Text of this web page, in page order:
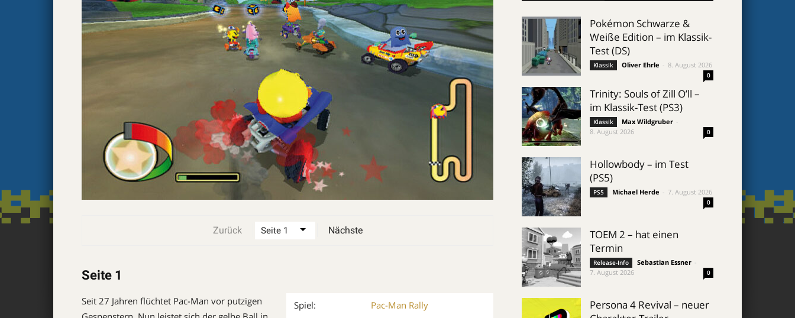
Zurück Nächste
Seite 1
Spiel:
Pac-Man Rally
Seit 27 Jahren flüchtet Pac-Man vor putzigen
Pokémon Schwarze &
Weiße Edition – im Klassik-
Test (DS)
Klassik Oliver Ehrle 8. August 2026
0
Trinity: Souls of Zill O’ll –
im Klassik-Test (PS3)
Klassik Max Wildgruber
8. August 2026
0
Hollowbody – im Test
(PS5)
PS5 Michael Herde 7. August 2026
0
TOEM 2 – hat einen
Termin
Release-Info Sebastian Essner
7. August 2026
0
Persona 4 Revival – neuer